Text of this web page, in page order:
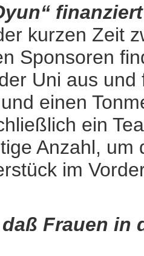
kurzen Zeit
Sponsoren
Uni aus
einen
ein
Anzahl,
im
Frauen in